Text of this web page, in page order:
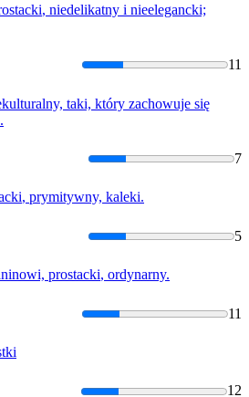
, niedelikatny i nieelegancki;
11
taki, który zachowuje się
7
, prymitywny, kaleki.
5
prostacki, ordynarny.
11
12